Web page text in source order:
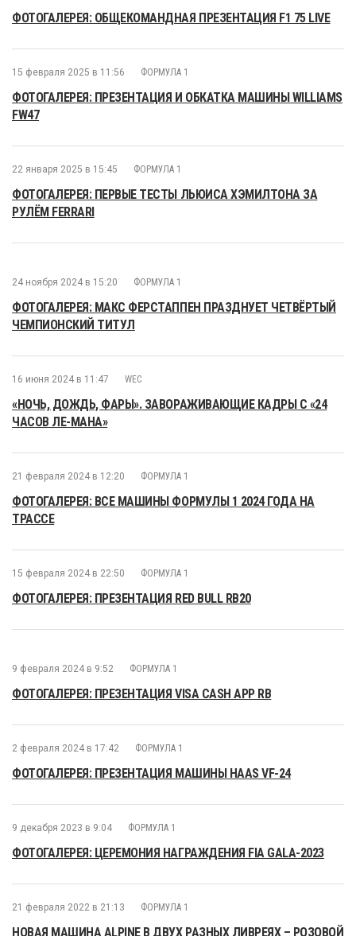
ФОТОГАЛЕРЕЯ: ОБЩЕКОМАНДНАЯ ПРЕЗЕНТАЦИЯ F1 75 LIVE
15 февраля 2025 в 11:56 ФОРМУЛА 1
ФОТОГАЛЕРЕЯ: ПРЕЗЕНТАЦИЯ И ОБКАТКА МАШИНЫ WILLIAMS
FW47
22 января 2025 в 15:45 ФОРМУЛА 1
ФОТОГАЛЕРЕЯ: ПЕРВЫЕ ТЕСТЫ ЛЬЮИСА ХЭМИЛТОНА ЗА
РУЛЁМ FERRARI
24 ноября 2024 в 15:20 ФОРМУЛА 1
ФОТОГАЛЕРЕЯ: МАКС ФЕРСТАППЕН ПРАЗДНУЕТ ЧЕТВЁРТЫЙ
ЧЕМПИОНСКИЙ ТИТУЛ
16 июня 2024 в 11:47 WEC
«НОЧЬ, ДОЖДЬ, ФАРЫ». ЗАВОРАЖИВАЮЩИЕ КАДРЫ С «24
ЧАСОВ ЛЕ-МАНА»
21 февраля 2024 в 12:20 ФОРМУЛА 1
ФОТОГАЛЕРЕЯ: ВСЕ МАШИНЫ ФОРМУЛЫ 1 2024 ГОДА НА
ТРАССЕ
15 февраля 2024 в 22:50 ФОРМУЛА 1
ФОТОГАЛЕРЕЯ: ПРЕЗЕНТАЦИЯ RED BULL RB20
9 февраля 2024 в 9:52 ФОРМУЛА 1
ФОТОГАЛЕРЕЯ: ПРЕЗЕНТАЦИЯ VISA CASH APP RB
2 февраля 2024 в 17:42 ФОРМУЛА 1
ФОТОГАЛЕРЕЯ: ПРЕЗЕНТАЦИЯ МАШИНЫ HAAS VF-24
9 декабря 2023 в 9:04 ФОРМУЛА 1
ФОТОГАЛЕРЕЯ: ЦЕРЕМОНИЯ НАГРАЖДЕНИЯ FIA GALA-2023
21 февраля 2022 в 21:13 ФОРМУЛА 1
НОВАЯ МАШИНА ALPINE В ДВУХ РАЗНЫХ ЛИВРЕЯХ – РОЗОВОЙ